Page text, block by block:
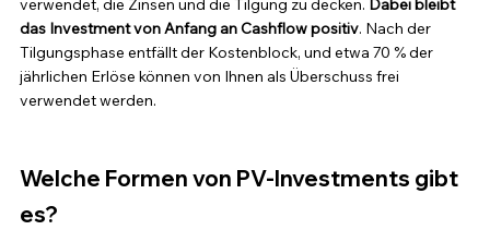
verwendet, die Zinsen und die Tilgung zu decken. Dabei bleibt
das Investment von Anfang an Cashflow positiv. Nach der
Tilgungsphase entfällt der Kostenblock, und etwa 70 % der
jährlichen Erlöse können von Ihnen als Überschuss frei
verwendet werden.
Welche Formen von PV-Investments gibt
es?